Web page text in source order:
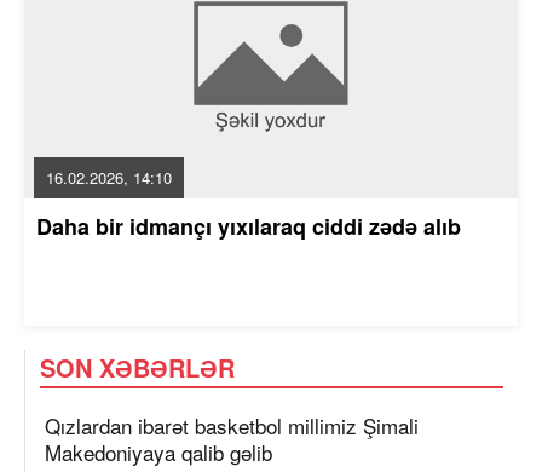
16.02.2026, 14:10
Daha bir idmançı yıxılaraq ciddi zədə alıb
SON XƏBƏRLƏR
Qızlardan ibarət basketbol millimiz Şimali
Makedoniyaya qalib gəlib